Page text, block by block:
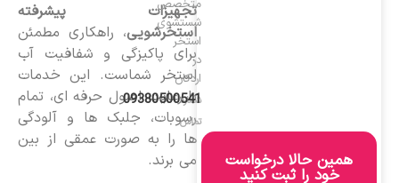
تجهیزات پیشرفته
استخرشویی، راهکاری مطمئن
برای پاکیزگی و شفافیت آب
استخر شماست. این خدمات
با رعایت اصول حرفه ای، تمام
رسوبات، جلبک ها و آلودگی
ها را به صورت عمقی از بین
می برند.
متخصص
شستشوی
استخر
در
اردکان
شماره
تماس
09380500541
همین حالا درخواست
خود را ثبت کنید